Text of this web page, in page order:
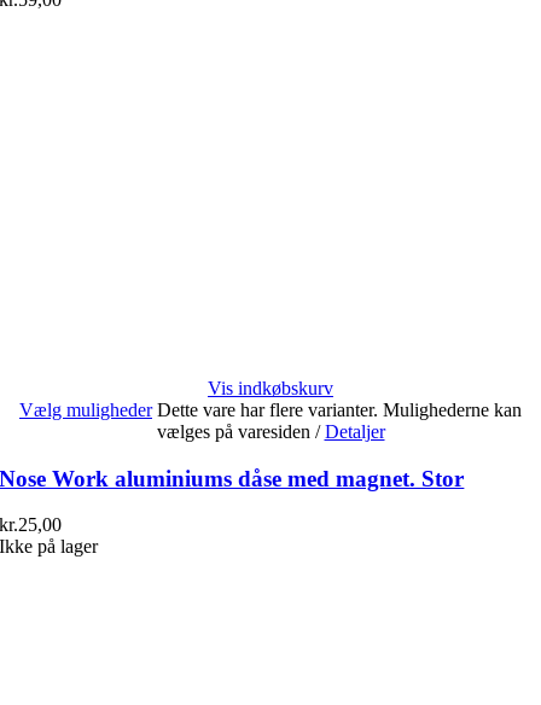
Vis indkøbskurv
Vælg muligheder Dette vare har flere varianter. Mulighederne kan
vælges på varesiden / Detaljer
Nose Work aluminiums dåse med magnet. Stor
kr.25,00
Ikke på lager